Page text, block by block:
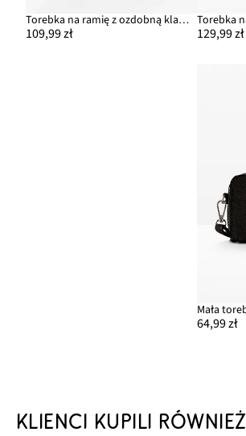
Torebka na ramię z ozdobną klapą
109,99 zł 129,99 zł
64,99 zł
KLIENCI KUPILI RÓWNIEŻ